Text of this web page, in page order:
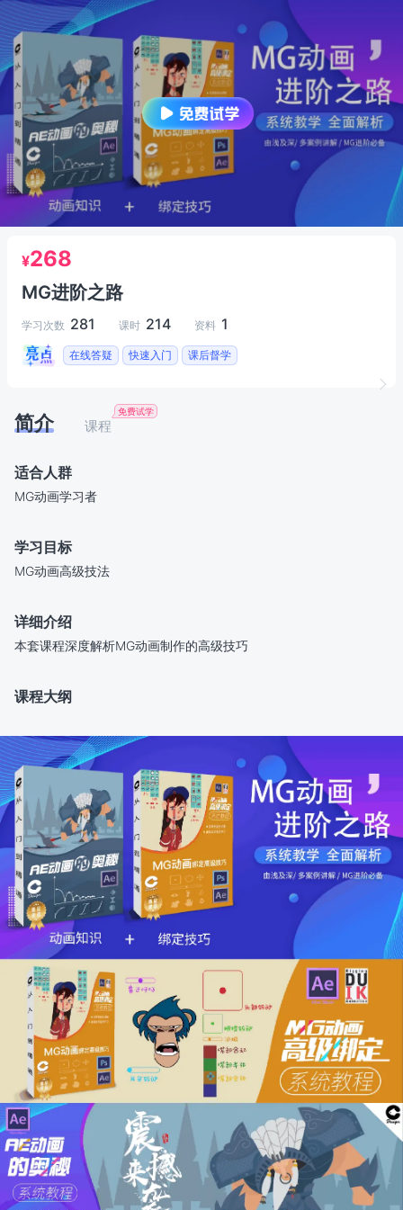
¥268
MG进阶之路
学习次数 281 课时 214 资料 1
在线答疑 快速入门 课后督学
简介 课程
适合人群
MG动画学习者
学习目标
MG动画高级技法
详细介绍
本套课程深度解析MG动画制作的高级技巧
课程大纲